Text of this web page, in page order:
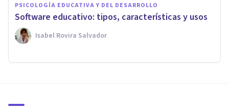
PSICOLOGÍA EDUCATIVA Y DEL DESARROLLO
Software educativo: tipos, características y usos
Isabel Rovira Salvador